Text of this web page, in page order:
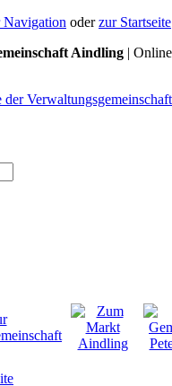
Navigation oderzur Startseite
Aindling |